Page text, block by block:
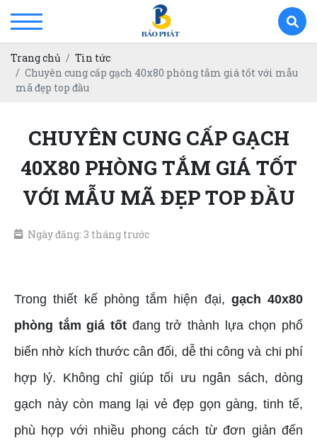
Trang chủ
Tin tức
Chuyên cung cấp gạch 40x80 phòng tắm giá tốt với mẫu
mã đẹp top đầu
CHUYÊN CUNG CẤP GẠCH
40X80 PHÒNG TẮM GIÁ TỐT
VỚI MẪU MÃ ĐẸP TOP ĐẦU
Ngày đăng: 3 tháng trước
Trong thiết kế phòng tắm hiện đại, gạch 40x80
phòng tắm giá tốt đang trở thành lựa chọn phổ
biến nhờ kích thước cân đối, dễ thi công và chi phí
hợp lý. Không chỉ giúp tối ưu ngân sách, dòng
gạch này còn mang lại vẻ đẹp gọn gàng, tinh tế,
phù hợp với nhiều phong cách từ đơn giản đến